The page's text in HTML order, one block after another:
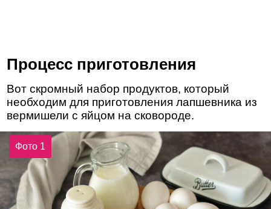
Процесс приготовления
Вот скромный набор продуктов, который
необходим для приготовления лапшевника из
вермишели с яйцом на сковороде.
Фото 1